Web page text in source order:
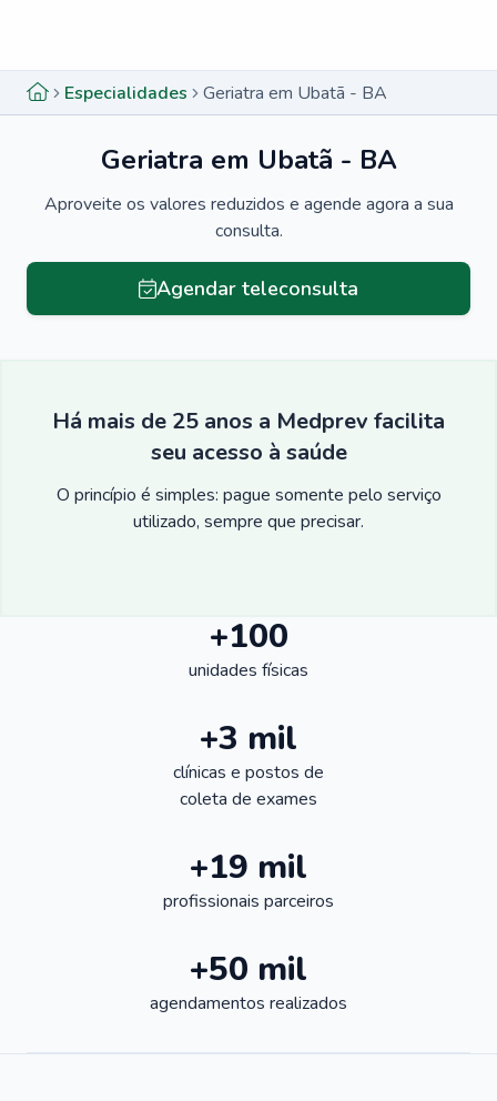
Especialidades Geriatra em Ubatã - BA
Geriatra em Ubatã - BA
Aproveite os valores reduzidos e agende agora a sua
consulta.
Agendar teleconsulta
Há mais de 25 anos a Medprev facilita
seu acesso à saúde
O princípio é simples: pague somente pelo serviço
utilizado, sempre que precisar.
+100
unidades físicas
+3 mil
clínicas e postos de
coleta de exames
+19 mil
profissionais parceiros
+50 mil
agendamentos realizados